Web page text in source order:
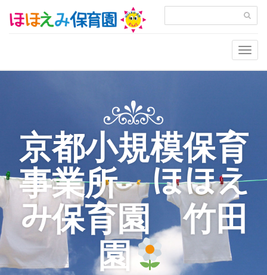
京都小規模保育
事業所 ほほえ
み保育園 竹田
園